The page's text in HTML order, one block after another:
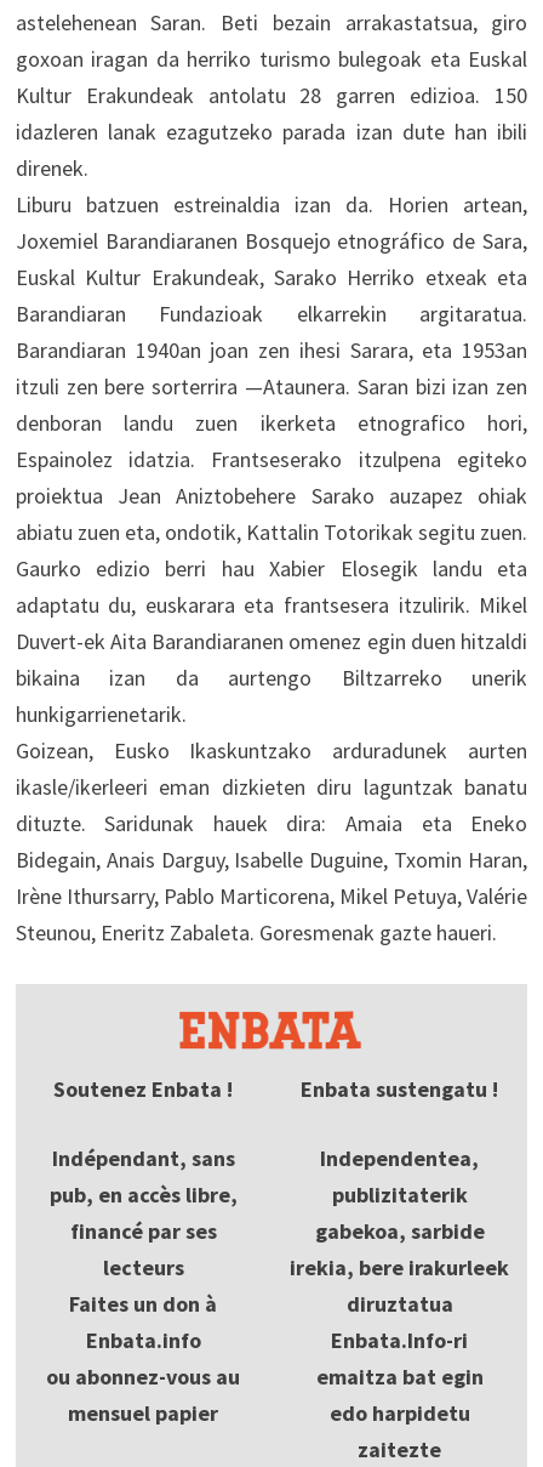
astelehenean Saran. Beti bezain arrakastatsua, giro
goxoan iragan da herriko turismo bulegoak eta Euskal
Kultur Erakundeak antolatu 28 garren edizioa. 150
idazleren lanak ezagutzeko parada izan dute han ibili
direnek.
Liburu batzuen estreinaldia izan da. Horien artean,
Joxemiel Barandiaranen Bosquejo etnográfico de Sara,
Euskal Kultur Erakundeak, Sarako Herriko etxeak eta
Barandiaran Fundazioak elkarrekin argitaratua.
Barandiaran 1940an joan zen ihesi Sarara, eta 1953an
itzuli zen bere sorterrira —Ataunera. Saran bizi izan zen
denboran landu zuen ikerketa etnografico hori,
Espainolez idatzia. Frantseserako itzulpena egiteko
proiektua Jean Aniztobehere Sarako auzapez ohiak
abiatu zuen eta, ondotik, Kattalin Totorikak segitu zuen.
Gaurko edizio berri hau Xabier Elosegik landu eta
adaptatu du, euskarara eta frantsesera itzulirik. Mikel
Duvert-ek Aita Barandiaranen omenez egin duen hitzaldi
bikaina izan da aurtengo Biltzarreko unerik
hunkigarrienetarik.
Goizean, Eusko Ikaskuntzako arduradunek aurten
ikasle/ikerleeri eman dizkieten diru laguntzak banatu
dituzte. Saridunak hauek dira: Amaia eta Eneko
Bidegain, Anais Darguy, Isabelle Duguine, Txomin Haran,
Irène Ithursarry, Pablo Marticorena, Mikel Petuya, Valérie
Steunou, Eneritz Zabaleta. Goresmenak gazte haueri.
Soutenez Enbata !
Indépendant, sans
pub, en accès libre,
financé par ses
lecteurs
Faites un don à
Enbata.info
ou abonnez-vous au
mensuel papier
Enbata sustengatu !
Independentea,
publizitaterik
gabekoa, sarbide
irekia, bere irakurleek
diruztatua
Enbata.Info-ri
emaitza bat egin
edo harpidetu
zaitezte